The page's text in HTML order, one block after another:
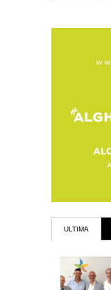
ULTIMA